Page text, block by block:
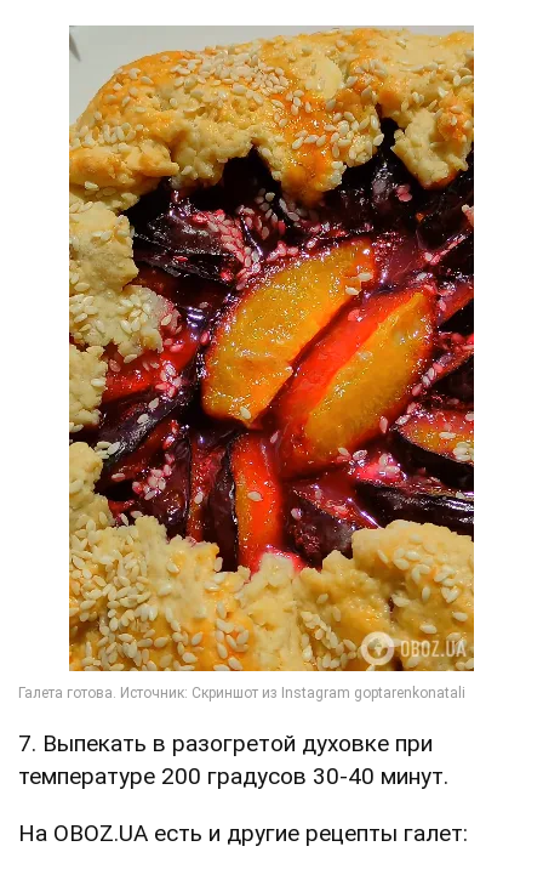
7. Выпекать в разогретой духовке при
температуре 200 градусов 30-40 минут.
На OBOZ.UA есть и другие рецепты галет: